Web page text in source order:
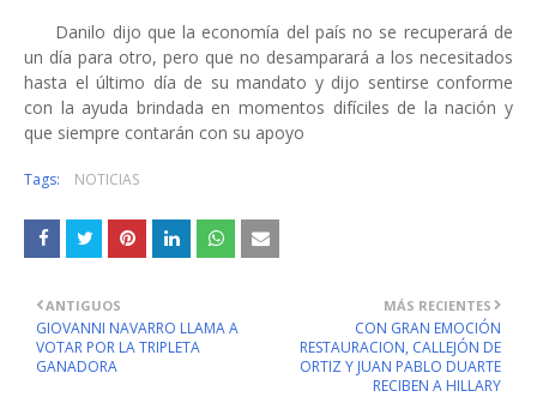
Danilo dijo que la economía del país no se recuperará de
un día para otro, pero que no desamparará a los necesitados
hasta el último día de su mandato y dijo sentirse conforme
con la ayuda brindada en momentos difíciles de la nación y
que siempre contarán con su apoyo
Tags: NOTICIAS
MÁS RECIENTES
CON GRAN EMOCIÓN
RESTAURACION, CALLEJÓN DE
ORTIZ Y JUAN PABLO DUARTE
RECIBEN A HILLARY
ANTIGUOS
GIOVANNI NAVARRO LLAMA A
VOTAR POR LA TRIPLETA
GANADORA